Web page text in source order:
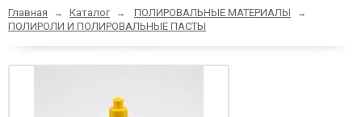
Главная → Каталог → ПОЛИРОВАЛЬНЫЕ МАТЕРИАЛЫ →
ПОЛИРОЛИ И ПОЛИРОВАЛЬНЫЕ ПАСТЫ